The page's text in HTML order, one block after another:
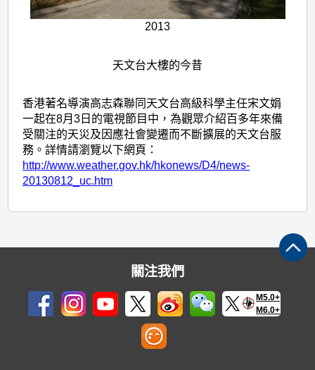
2013
天文台大樓的今昔
香港著名導演高志森聯同天文台高級科學主任宋文娟
一起在8月3日的電視節目中，為觀眾介紹百多年來備
受關注的天災及因應社會變遷而不斷擴展的天文台服
務。詳情請瀏覽以下網頁：
http://www.weather.gov.hk/hkonews/D4/news-
20130812_uc.htm
關注我們
M5.0+
M6.0+